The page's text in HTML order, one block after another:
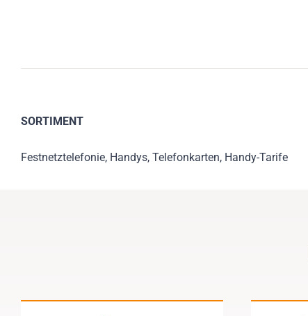
SORTIMENT
Festnetztelefonie, Handys, Telefonkarten, Handy-Tarife